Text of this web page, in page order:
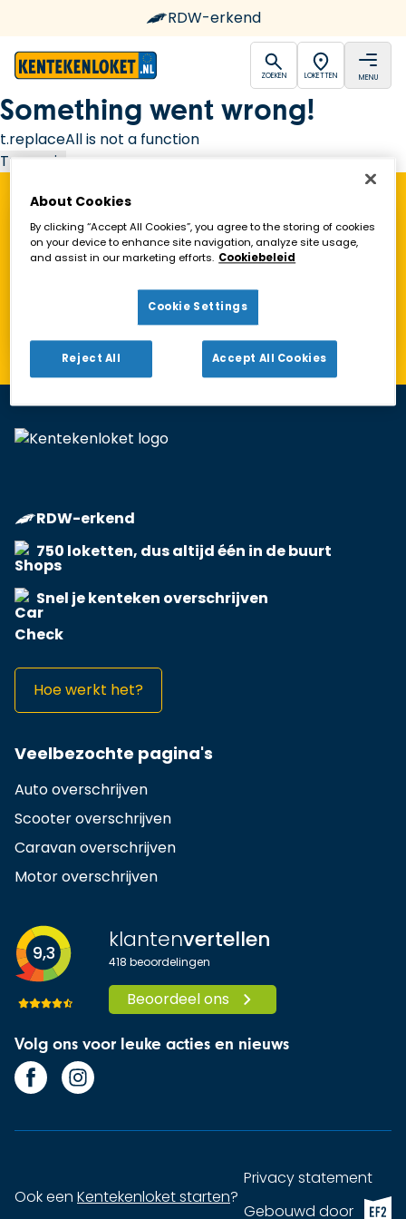
RDW-erkend
open
ZOEKEN LOKETTEN MENU
Something went wrong!
t.replaceAll is not a function
Try again
Vind een Kentekenloket in de buurt!
Toon alleen geopende loketten
RDW-erkend
750 loketten, dus altijd één in de buurt
Snel je kenteken overschrijven
Hoe werkt het?
Veelbezochte pagina's
Auto overschrijven
Scooter overschrijven
Caravan overschrijven
Motor overschrijven
9,3 klantenvertellen
418 beoordelingen
Beoordeel ons
Volg ons voor leuke acties en nieuws
Ook een Kentekenloket starten?
Privacy statement
Gebouwd doorEF2
About Cookies
By clicking “Accept All Cookies”, you agree to the storing of cookies
on your device to enhance site navigation, analyze site usage,
and assist in our marketing efforts. Cookiebeleid
Cookie Settings
Reject All Accept All Cookies